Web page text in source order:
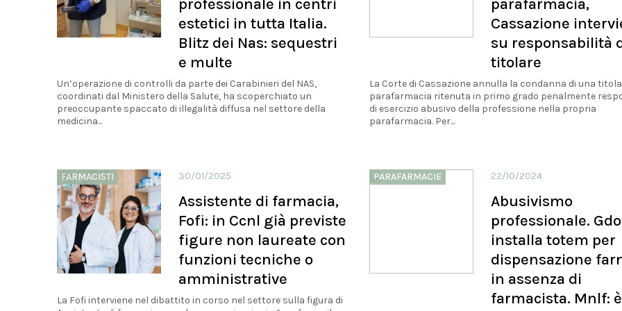
professionale in centri
estetici in tutta Italia.
Blitz dei Nas: sequestri
e multe
Un’operazione di controlli da parte dei Carabinieri del NAS,
coordinati dal Ministero della Salute, ha scoperchiato un
preoccupante spaccato di illegalità diffusa nel settore della
medicina...
parafarmacia,
Cassazione
su responsabilità
titolare
La Corte di Cassazione annulla la condanna di una
parafarmacia ritenuta in primo grado penalmente
di esercizio abusivo della professione nella propria
parafarmacia. Per...
FARMACISTI 30/01/2025
Assistente di farmacia,
Fofi: in Ccnl già previste
figure non laureate con
funzioni tecniche o
amministrative
La Fofi interviene nel dibattito in corso nel settore sulla figura di
PARAFARMACIE 22/10/2024
Abusivismo
professionale. Gdo
installa totem per
dispensazione
in assenza di
farmacista. Mnlf: è